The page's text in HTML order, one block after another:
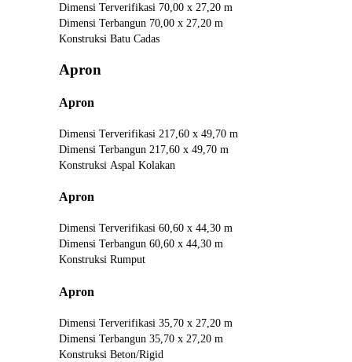
Dimensi Terverifikasi 70,00 x 27,20 m
Dimensi Terbangun 70,00 x 27,20 m
Konstruksi Batu Cadas
Apron
Apron
Dimensi Terverifikasi 217,60 x 49,70 m
Dimensi Terbangun 217,60 x 49,70 m
Konstruksi Aspal Kolakan
Apron
Dimensi Terverifikasi 60,60 x 44,30 m
Dimensi Terbangun 60,60 x 44,30 m
Konstruksi Rumput
Apron
Dimensi Terverifikasi 35,70 x 27,20 m
Dimensi Terbangun 35,70 x 27,20 m
Konstruksi Beton/Rigid